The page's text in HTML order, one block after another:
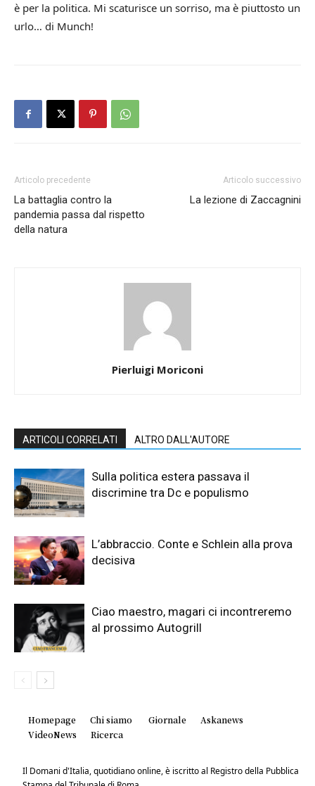
è per la politica. Mi scaturisce un sorriso, ma è piuttosto un
urlo… di Munch!
Articolo precedente
La battaglia contro la
pandemia passa dal rispetto
della natura
Articolo successivo
La lezione di Zaccagnini
Pierluigi Moriconi
ARTICOLI CORRELATI ALTRO DALL'AUTORE
Sulla politica estera passava il
discrimine tra Dc e populismo
L’abbraccio. Conte e Schlein alla prova
decisiva
Ciao maestro, magari ci incontreremo
al prossimo Autogrill
Homepage Chi siamo Giornale
Askanews
VideoNews
Ricerca
Il Domani d'Italia, quotidiano online, è iscritto al Registro della Pubblica